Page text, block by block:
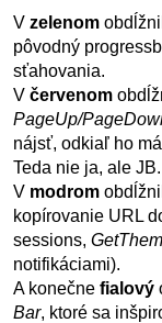
V zelenom
pôvodný
sťahovania.
V červenom
PageUp/
nájsť, odkiaľ ho
Teda nie ja, ale JB.
V modrom
kopírovanie URL
sessions,
notifikáciami).
A konečne fialový
Bar, ktoré sa